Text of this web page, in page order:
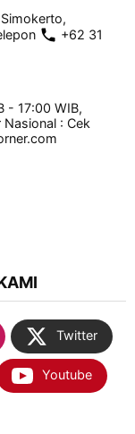
+62 31
- 17:00 WIB,
: Cek
Twitter
Youtube